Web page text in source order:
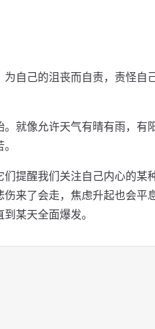
自己的沮丧而自责，责怪自
就像允许天气有晴有雨，有
提醒我们关注自己内心的某
来了会走，焦虑升起也会平
某天全面爆发。